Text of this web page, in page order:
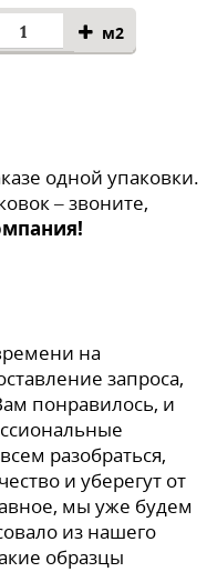
м2
одной упаковки.
– звоните,
на
запроса,
понравилось, и
разобраться,
и уберегут от
мы уже будем
из нашего
образцы